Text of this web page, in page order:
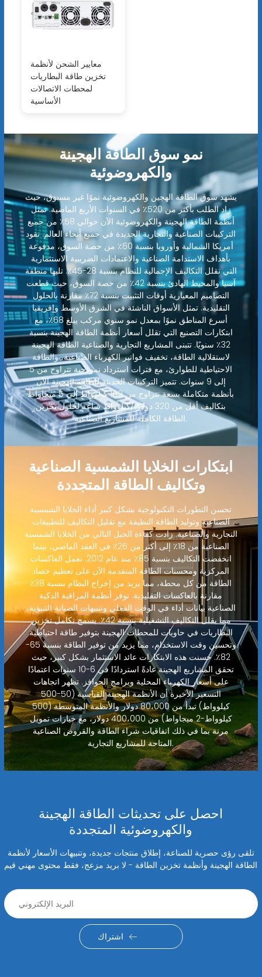
معايير الشحن لأنظمة
تخزين طاقة البطاريات
لمحطات الاتصالات
الأساسية
نمو سوق الطاقة الهجينة
والكهروضوئية
يشهد سوق الطاقة الهجين والكهروضوئية نموًا غير مسبوق، حيث
زاد الطلب بأكثر من 520٪ في السنوات الأربع الماضية. تمثل
أنظمة الطاقة الهجينة والكهروضوئية الآن حوالي 58٪ من جميع
التركيبات الصناعية والتجارية الجديدة في جميع أنحاء العالم. تقود
أمريكا الشمالية وأوروبا بنسبة 60٪ من حصة السوق، مدفوعة
بأهداف الاستدامة الصناعية والاعتمادات الضريبية الاستثمارية
التي تقلل التكاليف الإجمالية للنظام بنسبة 28-45٪. تليها منطقة
آسيا والمحيط الهادئ بنسبة 42٪ من حصة السوق، حيث قطعت
التصاميم المعيارية أوقات التثبيت بنسبة 72٪ مقارنة بالحلول
التقليدية. تمثل الأسواق الناشئة في الشرق الأوسط وإفريقيا
أسرع المناطق نموًا بمعدل نمو سنوي مركب يبلغ 68٪، مع
ابتكارات التصنيع التي تقلل أسعار أنظمة الطاقة الهجينة بنسبة
32٪ سنويًا. تتبنى المشاريع التجارية والصناعية الطاقة الهجينة
لاستقلالية الطاقة، تخفيف فواتير الكهرباء الصناعية، والطاقة
الاحتياطية للطوارئ، مع فترات استرداد نموذجية تتراوح من 5
إلى 9 سنوات. تتميز التركيبات الحديثة للطاقة الهجينة الآن
بأنظمة متكاملة بسعة تتراوح من 100 كيلوواط إلى 5 ميجاواط
بتكاليف أقل من 320 دولارًا/كيلوواط ساعة لحلول تخزين
الطاقة الكاملة للمشاريع الصناعية.
ابتكارات الخلايا الشمسية الصناعية
وتكاليف الطاقة المتجددة
تحسن التطورات التكنولوجية بشكل كبير أداء الخلايا الشمسية
الصناعية وتوليد الطاقة النظيفة مع تقليل التكاليف للتطبيقات
التجارية والصناعية. زادت كفاءة الجيل التالي من الخلايا الشمسية
الصناعية من 18٪ إلى أكثر من 26٪ في العقد الماضي، بينما
انخفضت التكاليف بنسبة 85٪ منذ عام 2012. تعمل العاكسات
المركزية ومحسنات الطاقة المتقدمة الآن على تعظيم حصاد
الطاقة من كل محطة، مما يزيد من إخراج النظام بنسبة 38٪
مقارنة بالعاكسات التقليدية. توفر أنظمة المراقبة الذكية
الصناعية بيانات أداء في الوقت الفعلي وتنبيهات الصيانة التنبؤية،
مما يقلل التكاليف التشغيلية بنسبة 42٪. يسمح تكامل تخزين
البطاريات في حاويات للمحطات الهجينة بتوفير طاقة احتياطية
وتحسين وقت الاستخدام، مما يزيد من توفير الطاقة بنسبة 65-
82٪. حسنت هذه الابتكارات عائد الاستثمار بشكل كبير، حيث
تحقق المشاريع الهجينة عادةً استردادًا في 6-10 سنوات اعتمادًا
على أسعار الكهرباء المحلية وبرامج الحوافز. تظهر اتجاهات
التسعير الأخيرة أن الأنظمة الهجينة القياسية (50-500
كيلوواط) تبدأ من 80،000 دولار والأنظمة المتوسطة (500
كيلوواط-2 ميجاواط) من 400،000 دولار، مع خيارات تمويل
مرنة بما في ذلك اتفاقيات شراء الطاقة والقروض الصناعية
المتاحة للمشاريع التجارية.
احصل على تحديثات الطاقة الهجينة
والكهروضوئية المتجددة
تلقى رؤى حصرية للصناعة، إطلاق منتجات جديدة، وتنبيهات الأسعار لأنظمة
الطاقة الهجينة وأنظمة تخزين الطاقة - لا بريد مزعج، فقط محتوى مهني قيم
اشتراك